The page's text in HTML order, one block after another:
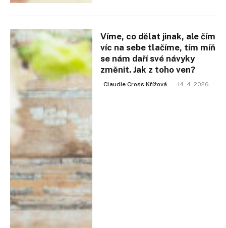
Víme, co dělat jinak, ale čím
víc na sebe tlačíme, tím míň
se nám daří své návyky
změnit. Jak z toho ven?
Claudie Cross Křížová 14. 4. 2026